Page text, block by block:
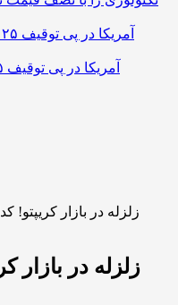
زلزله در بازار کریپتو!
زلزله در بازار